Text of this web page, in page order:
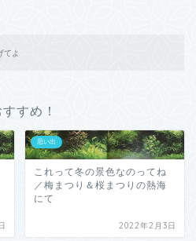
てよ
すめ！
思い出
これって冬の景色なのってね
／梅まつり＆桜まつりの熱海
にて
2022年2月3日